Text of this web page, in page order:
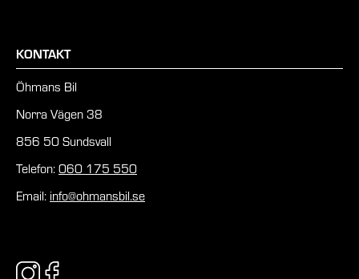
KONTAKT
Öhmans Bil
Norra Vägen 38
856 50 Sundsvall
Telefon:060 175 550
Email: info@ohmansbil.se